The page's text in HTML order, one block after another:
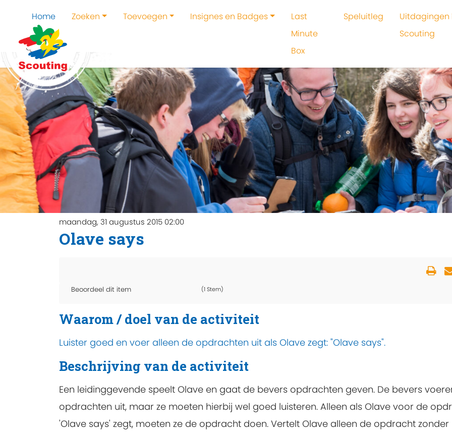
Home Zoeken Toevoegen Insignes en Badges
Last
Minute
Box
Speluitleg
Uitdagingen
Scouting
maandag, 31 augustus 2015 02:00
Olave says
Beoordeel dit item (1 Stem)
Waarom / doel van de activiteit
Luister goed en voer alleen de opdrachten uit als Olave zegt: "Olave says".
Beschrijving van de activiteit
Een leidinggevende speelt Olave en gaat de bevers opdrachten geven. De bevers
opdrachten uit, maar ze moeten hierbij wel goed luisteren. Alleen als Olave voor de
'Olave says' zegt, moeten ze de opdracht doen. Vertelt Olave alleen de opdracht zonder